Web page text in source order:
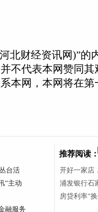
北财经资讯网)”的
不代表本网赞同
本网，本网将在第
台活
“主动
融服务
推荐阅读
开好一家店
浦发银行石
房贷利率“